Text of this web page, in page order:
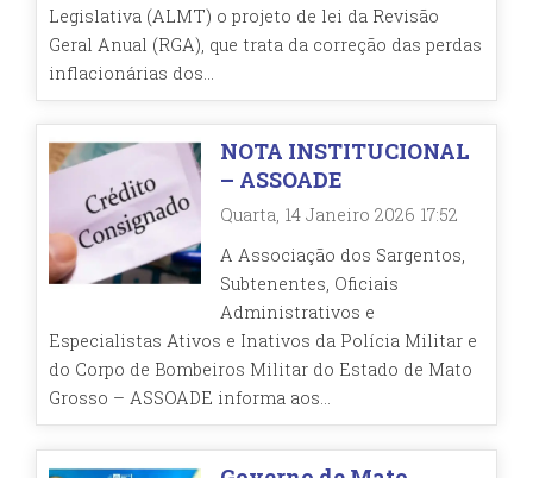
Legislativa (ALMT) o projeto de lei da Revisão
Geral Anual (RGA), que trata da correção das perdas
inflacionárias dos...
NOTA INSTITUCIONAL
– ASSOADE
Quarta, 14 Janeiro 2026 17:52
A Associação dos Sargentos,
Subtenentes, Oficiais
Administrativos e
Especialistas Ativos e Inativos da Polícia Militar e
do Corpo de Bombeiros Militar do Estado de Mato
Grosso – ASSOADE informa aos...